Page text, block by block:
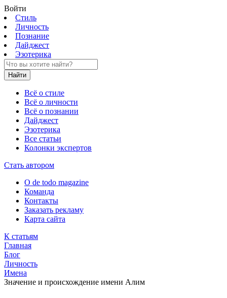
Войти
Стиль
Личность
Познание
Дайджест
Эзотерика
Найти
Всё о стиле
Всё о личности
Всё о познании
Дайджест
Эзотерика
Все статьи
Колонки экспертов
Стать автором
О de todo magazine
Команда
Контакты
Заказать рекламу
Карта сайта
К статьям
Главная
Блог
Личность
Имена
Значение и происхождение имени Алим